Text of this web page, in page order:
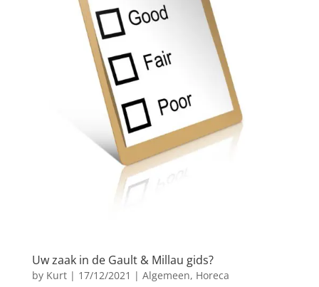
Uw zaak in de Gault & Millau gids?
by Kurt| 17/12/2021 | Algemeen, Horeca